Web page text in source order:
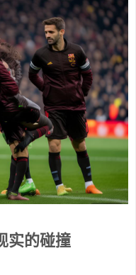
实的碰撞